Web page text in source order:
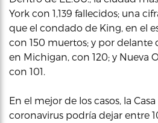
York con 1,139 fallecidos; una
que el condado de King, en el
con 150 muertos; y por delante
en Michigan, con 120; y Nueva
con 101.
En el mejor de los casos, la
coronavirus podría dejar entre